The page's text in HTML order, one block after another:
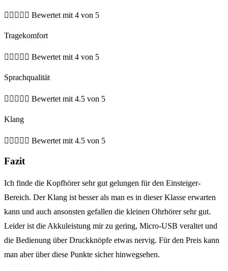
     Bewertet mit 4 von 5
Tragekomfort
     Bewertet mit 4 von 5
Sprachqualität
     Bewertet mit 4.5 von 5
Klang
     Bewertet mit 4.5 von 5
Fazit
Ich finde die Kopfhörer sehr gut gelungen für den Einsteiger-
Bereich. Der Klang ist besser als man es in dieser Klasse erwarten
kann und auch ansonsten gefallen die kleinen Ohrhörer sehr gut.
Leider ist die Akkuleistung mir zu gering, Micro-USB veraltet und
die Bedienung über Druckknöpfe etwas nervig. Für den Preis kann
man aber über diese Punkte sicher hinwegsehen.